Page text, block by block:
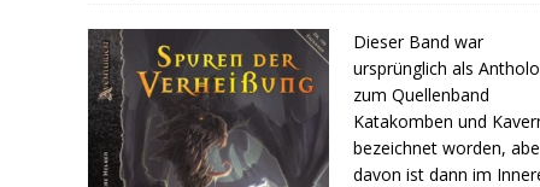
Dieser Band war
ursprünglich als
zum Quellenband
Katakomben und
bezeichnet worden,
davon ist dann im